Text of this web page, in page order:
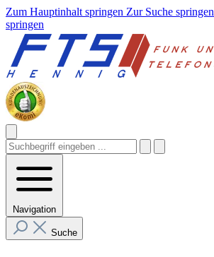
Zum Hauptinhalt springen Zur Suche springen
springen
Navigation
Suche